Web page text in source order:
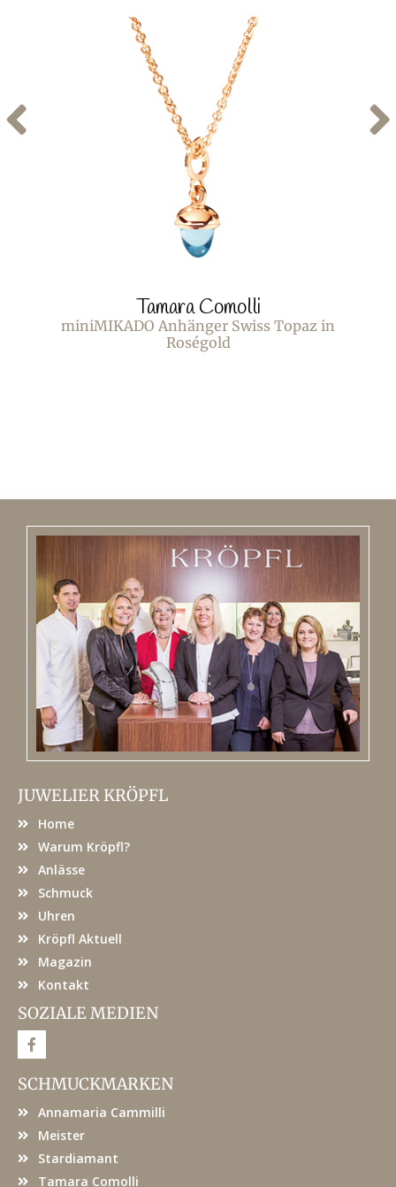
Tamara Comolli
miniMIKADO Anhänger Swiss Topaz in
Roségold
JUWELIER KRÖPFL
Home
Warum Kröpfl?
Anlässe
Schmuck
Uhren
Kröpfl Aktuell
Magazin
Kontakt
SOZIALE MEDIEN
F
a
e
b
o
SCHMUCKMARKEN
Annamaria Cammilli
Meister
Stardiamant
Tamara Comolli